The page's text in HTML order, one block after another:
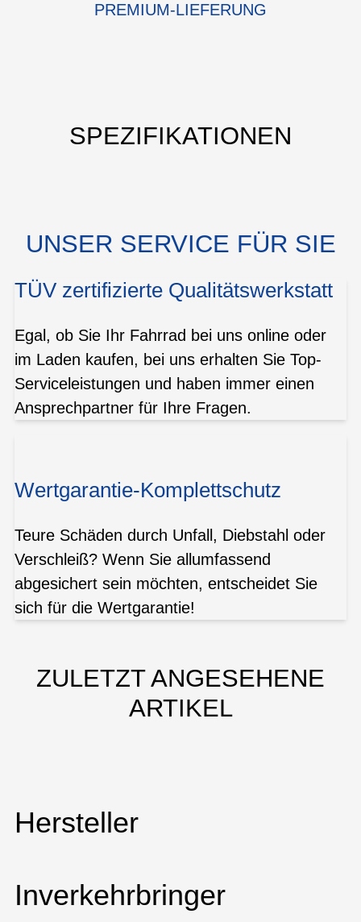
PREMIUM-LIEFERUNG
SPEZIFIKATIONEN
UNSER SERVICE FÜR SIE
TÜV zertifizierte Qualitätswerkstatt
Egal, ob Sie Ihr Fahrrad bei uns online oder
im Laden kaufen, bei uns erhalten Sie Top-
Serviceleistungen und haben immer einen
Ansprechpartner für Ihre Fragen.
Wertgarantie-Komplettschutz
Teure Schäden durch Unfall, Diebstahl oder
Verschleiß? Wenn Sie allumfassend
abgesichert sein möchten, entscheidet Sie
sich für die Wertgarantie!
ZULETZT ANGESEHENE
ARTIKEL
Hersteller
Inverkehrbringer